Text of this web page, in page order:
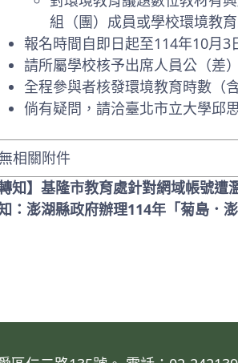
組（團）成員或學校環境教
報名時間自即日起至114年10月3
請所屬學校核予出席人員公（差
全程參與者核發環境教育時數（
倘有疑問，請洽臺北市立大學邱
無相關附件
知】基隆市教育處針對網域帳號遭
：澎湖縣政府辦理114年「菊島．